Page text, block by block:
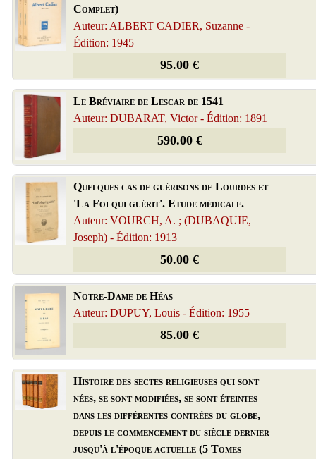
Complet)
Auteur: ALBERT CADIER, Suzanne -
Édition: 1945
95.00 €
Le Bréviaire de Lescar de 1541
Auteur: DUBARAT, Victor - Édition: 1891
590.00 €
Quelques cas de guérisons de Lourdes et
'La Foi qui guérit'. Etude médicale.
Auteur: VOURCH, A. ; (DUBAQUIE,
Joseph) - Édition: 1913
50.00 €
Notre-Dame de Héas
Auteur: DUPUY, Louis - Édition: 1955
85.00 €
Histoire des sectes religieuses qui sont
nées, se sont modifiées, se sont éteintes
dans les différentes contrées du globe,
depuis le commencement du siècle dernier
jusqu'à l'époque actuelle (5 Tomes